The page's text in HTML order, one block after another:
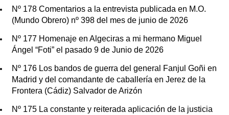
Nº 178 Comentarios a la entrevista publicada en M.O.
(Mundo Obrero) nº 398 del mes de junio de 2026
Nº 177 Homenaje en Algeciras a mi hermano Miguel
Ángel “Foti” el pasado 9 de Junio de 2026
Nº 176 Los bandos de guerra del general Fanjul Goñi en
Madrid y del comandante de caballería en Jerez de la
Frontera (Cádiz) Salvador de Arizón
Nº 175 La constante y reiterada aplicación de la justicia